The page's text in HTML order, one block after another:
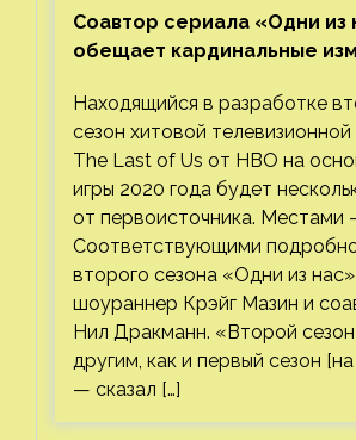
Соавтор сериала «Одни из
обещает кардинальные
Находящийся в разработке
сезон хитовой
The Last of Us от HBO на
игры 2020 года будет
от первоисточника. Местами
Соответствующими
второго сезона «Одни из
шоураннер Крэйг Мазин и
Нил Дракманн. «Второй
другим, как и первый сезон
— сказал […]